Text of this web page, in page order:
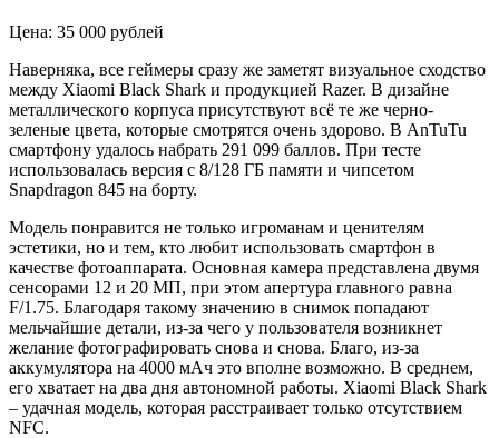
Цена: 35 000 рублей
Наверняка, все геймеры сразу же заметят визуальное сходство
между Xiaomi Black Shark и продукцией Razer. В дизайне
металлического корпуса присутствуют всё те же черно-
зеленые цвета, которые смотрятся очень здорово. В AnTuTu
смартфону удалось набрать 291 099 баллов. При тесте
использовалась версия с 8/128 ГБ памяти и чипсетом
Snapdragon 845 на борту.
Модель понравится не только игроманам и ценителям
эстетики, но и тем, кто любит использовать смартфон в
качестве фотоаппарата. Основная камера представлена двумя
сенсорами 12 и 20 МП, при этом апертура главного равна
F/1.75. Благодаря такому значению в снимок попадают
мельчайшие детали, из-за чего у пользователя возникнет
желание фотографировать снова и снова. Благо, из-за
аккумулятора на 4000 мАч это вполне возможно. В среднем,
его хватает на два дня автономной работы. Xiaomi Black Shark
– удачная модель, которая расстраивает только отсутствием
NFC.